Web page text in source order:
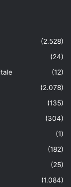
(2.528)
(24)
(12)
(2.078)
(135)
(304)
(1)
(182)
(25)
(1.084)